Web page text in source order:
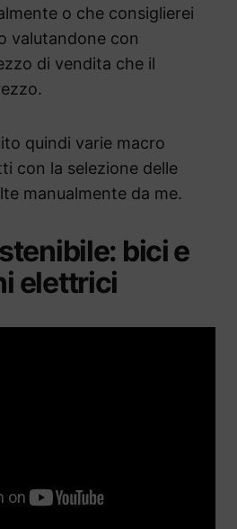
o che consiglierei
valutandone con
di vendita che il
quindi varie macro
con la selezione delle
manualmente da me.
bici e
elettrici